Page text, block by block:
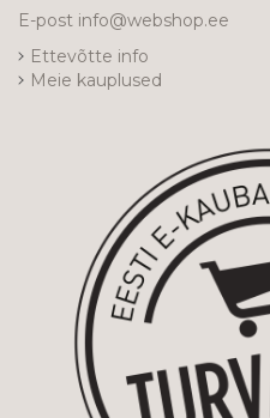
E-post info@webshop.ee
Ettevõtte info
Meie kauplused